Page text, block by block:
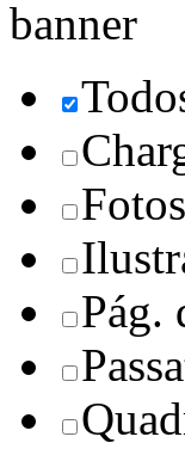
Fotos
Pág.